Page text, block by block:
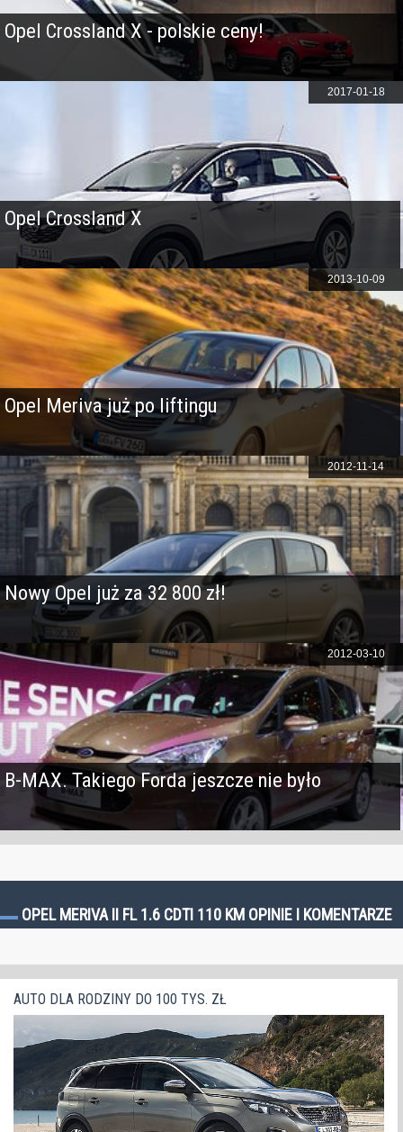
Opel Crossland X - polskie ceny!
Opel Crossland X
2017-01-18
Opel Meriva już po liftingu
2013-10-09
Nowy Opel już za 32 800 zł!
2012-11-14
B-MAX. Takiego Forda jeszcze nie było
2012-03-10
OPEL MERIVA II FL 1.6 CDTI 110 KM OPINIE I KOMENTARZE
AUTO DLA RODZINY DO 100 TYS. ZŁ